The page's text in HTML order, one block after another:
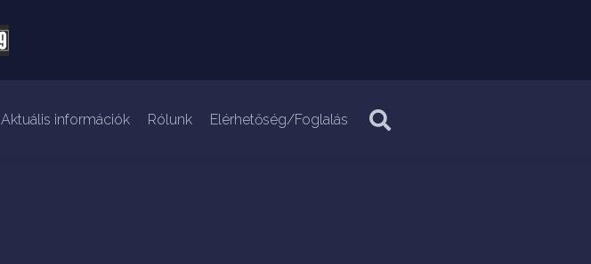
Aktuális információk Rólunk Elérhetőség/Foglalás